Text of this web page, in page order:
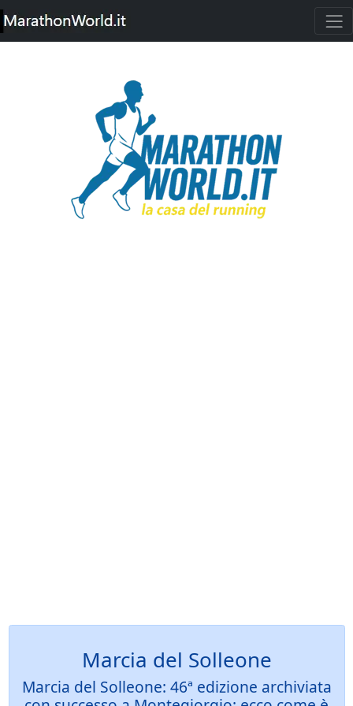
Marcia del Solleone
Marcia del Solleone: 46ª edizione archiviata